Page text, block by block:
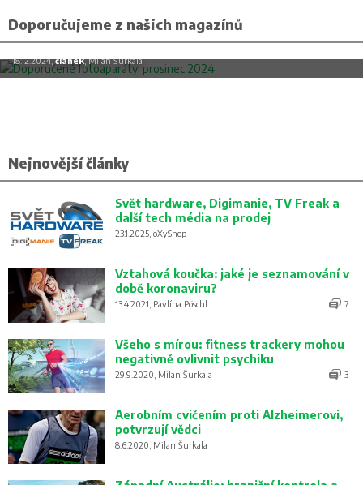
Doporučujeme z našich magazínů
Doporučené fotoaparáty: prosinec 2024
18.12.2024,článek, Milan Šurkala
Nejnovější články
Svět hardware, Digimanie, TV Freak a
další tech média na prodej
23.1.2025, oXyShop
Vztahová koučka: jaké je seznamování v
době koronaviru?
13.4.2021, Pavlína Pöschl 7
Všeho s mírou: fitness trackery mohou
negativně ovlivnit psychiku
29.9.2020, Milan Šurkala 3
Aerobním cvičením proti Alzheimerovi,
potvrzují vědci
8.6.2020, Milan Šurkala